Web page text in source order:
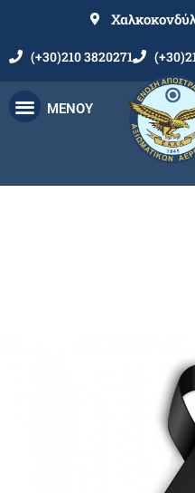
(+30)210 3820271
ΜΕΝΟΥ